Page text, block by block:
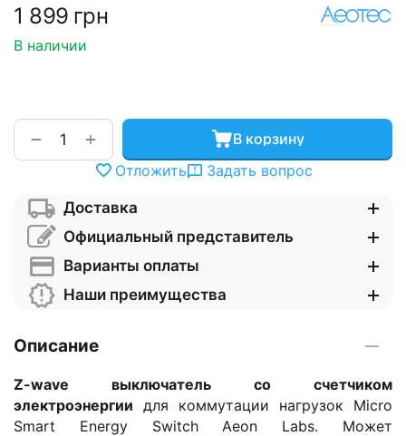
1 899 грн
В наличии
+
−
В корзину
Отложить
Задать вопрос
Доставка
Официальный представитель
Варианты оплаты
Наши преимущества
Описание
Z-wave выключатель со счетчиком
электроэнергии для коммутации нагрузок Micro
Smart Energy Switch Aeon Labs. Может